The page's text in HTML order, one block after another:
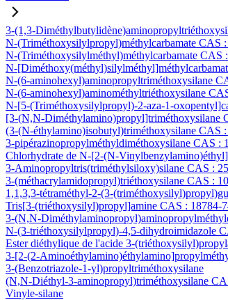
3-(1,3-
N-(Triméthoxysilylpropyl)méthylcarbamate CAS
N-(Triméthoxysilylméthyl)méthylcarbamate CAS
N-
N-(6-aminohexyl)aminopropyltriméthoxysilane
N-(6-aminohexyl)aminométhyltriéthoxysilane
N-[5-(Triméthoxysilylpropyl)-2-aza-1-
[3-(N,N-Diméthylamino)propyl]triméthoxysilane
(3-(N-éthylamino)isobutyl)triméthoxysilane CAS
3-pipérazinopropylméthyldiméthoxysilane CAS :
Chlorhydrate de N-[2-(N-
3-Aminopropyltris(triméthylsiloxy)silane CAS :
3-(méthacrylamidopropyl)triéthoxysilane CAS :
1,1,3,3-tétraméthyl-2-(3-
Tris[3-(triéthoxysilyl)propyl]amine CAS : 18784-
3-(N,N-
N-(3-triéthoxysilylpropyl)-4,5-dihydroimidazole
Ester diéthylique de l'acide 3-
3-[2-(2-
3-(Benzotriazole-1-yl)propyltriméthoxysilane
(N,N-Diéthyl-3-aminopropyl)triméthoxysilane
Vinyle-silane